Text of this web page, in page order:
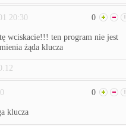
20:30 0
wciskacie!!! ten program nie jest
żąda klucza
0
klucza